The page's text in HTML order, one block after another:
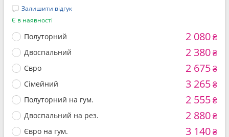
Залишити відгук
Є в наявності
Полуторний 2 080₴
Двоспальний 2 380₴
Євро 2 675₴
Сімейний 3 265₴
Полуторний на гум. 2 555₴
Двоспальний на рез. 2 880₴
Євро на гум. 3 140₴